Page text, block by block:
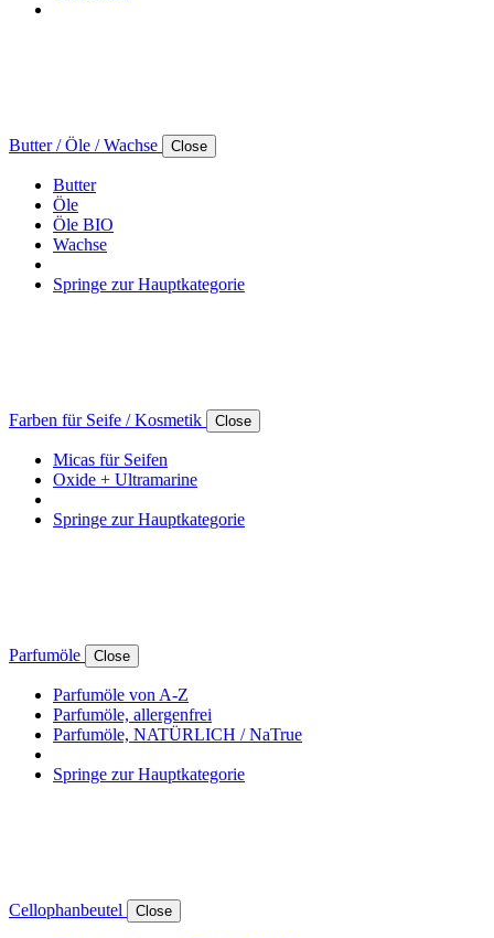
Butter / Öle / Wachse Close
Butter
Öle
Öle BIO
Wachse
Springe zur Hauptkategorie
Farben für Seife / Kosmetik Close
Micas für Seifen
Oxide + Ultramarine
Springe zur Hauptkategorie
Parfumöle Close
Parfumöle von A-Z
Parfumöle, allergenfrei
Parfumöle, NATÜRLICH / NaTrue
Springe zur Hauptkategorie
Cellophanbeutel Close